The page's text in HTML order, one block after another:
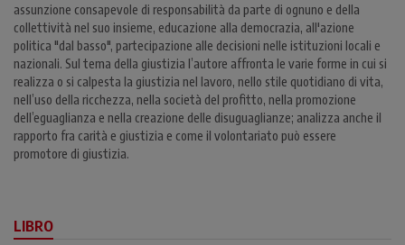
assunzione consapevole di responsabilità da parte di ognuno e della
collettività nel suo insieme, educazione alla democrazia, all'azione
politica "dal basso", partecipazione alle decisioni nelle istituzioni locali e
nazionali. Sul tema della giustizia l’autore affronta le varie forme in cui si
realizza o si calpesta la giustizia nel lavoro, nello stile quotidiano di vita,
nell’uso della ricchezza, nella società del profitto, nella promozione
dell’eguaglianza e nella creazione delle disuguaglianze; analizza anche il
rapporto fra carità e giustizia e come il volontariato può essere
promotore di giustizia.
LIBRO